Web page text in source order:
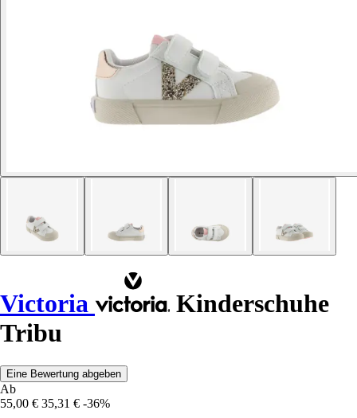
Victoria
Kinderschuhe
Tribu
Eine Bewertung abgeben
Ab
55,00 € 35,31 € -36%